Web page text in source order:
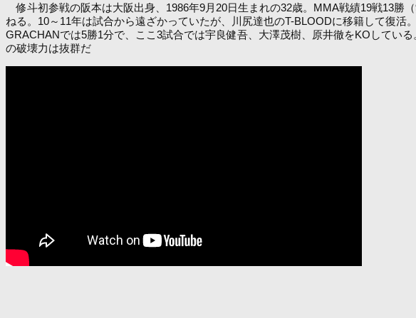
修斗初参戦の阪本は大阪出身、1986年9月20日生まれの32歳。MMA戦績19戦13勝
ねる。10～11年は試合から遠ざかっていたが、川尻達也のT-BLOODに移籍して復
GRACHANでは5勝1分で、ここ3試合では宇良健吾、大澤茂樹、原井徹をKOしてい
の破壊力は抜群だ